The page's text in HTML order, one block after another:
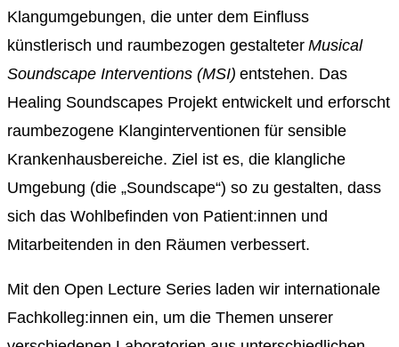
Klangumgebungen, die unter dem Einfluss
künstlerisch und raumbezogen gestalteter Musical
Soundscape Interventions (MSI) entstehen. Das
Healing Soundscapes Projekt entwickelt und erforscht
raumbezogene Klanginterventionen für sensible
Krankenhausbereiche. Ziel ist es, die klangliche
Umgebung (die „Soundscape“) so zu gestalten, dass
sich das Wohlbefinden von Patient:innen und
Mitarbeitenden in den Räumen verbessert.
Mit den Open Lecture Series laden wir internationale
Fachkolleg:innen ein, um die Themen unserer